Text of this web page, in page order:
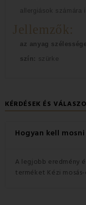
allergiások számára
Jellemzők:
az anyag
szín: szürke
KÉRDÉSEK ÉS
Hogyan kell
A legjobb eredmény
terméket Kézi mosás-